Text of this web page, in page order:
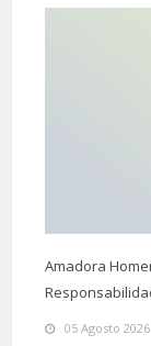
Amadora
05 Agosto 2026